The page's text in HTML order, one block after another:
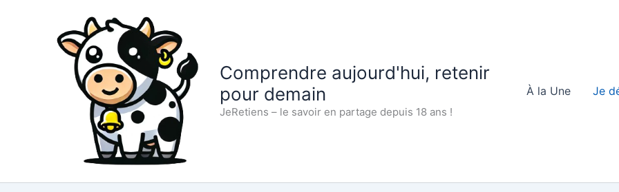
Comprendre aujourd'hui, retenir
pour demain
JeRetiens – le savoir en partage depuis 18 ans !
À la Une Je